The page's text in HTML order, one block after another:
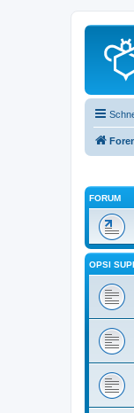
FORUM
OPSI